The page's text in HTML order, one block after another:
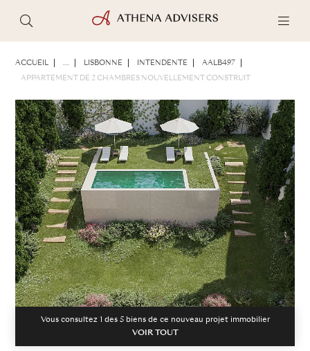
ACCUEIL ... LISBONNE INTENDENTE AALB497
APPARTEMENT DE 2 CHAMBRES NOUVELLEMENT CONSTRUIT
Vous consultez 1 des 5biens de ce nouveau projet immobilier
VOIR TOUT